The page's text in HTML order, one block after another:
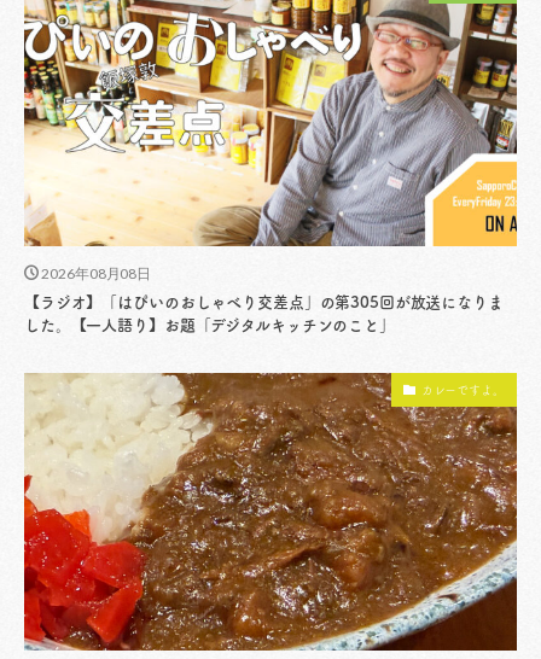
2026年08月08日
【ラジオ】「はぴいのおしゃべり交差点」の第305回が放送になりま
した。【一人語り】お題「デジタルキッチンのこと」
カレーですよ。